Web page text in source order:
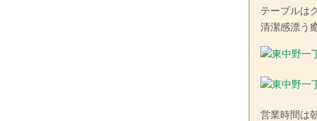
テーブルは
清潔感漂う
営業時間は